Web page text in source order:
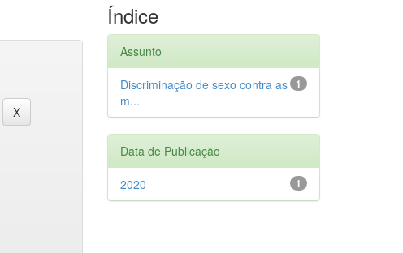
Índice
Assunto
1
Discriminação de sexo contra as
m...
Data de Publicação
1
2020